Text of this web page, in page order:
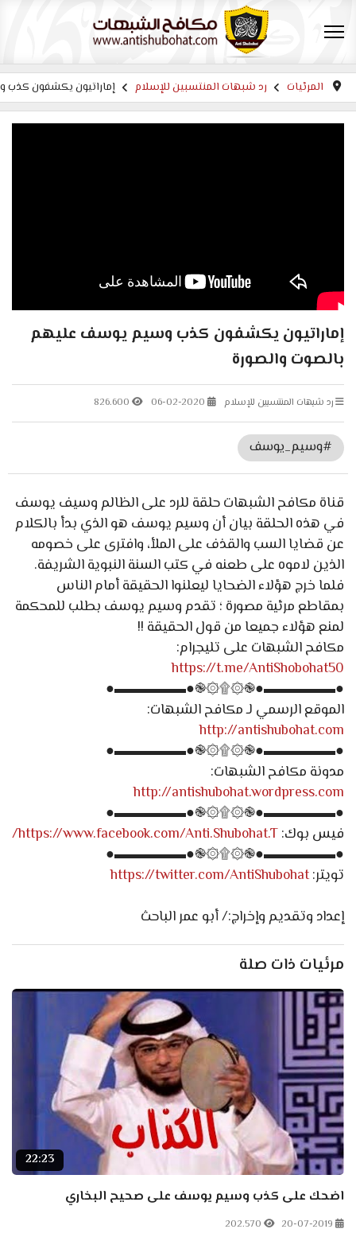
المرئيات رد شبهات المنتسبين للإسلام إماراتيون يكشفون كذب
إماراتيون يكشفون كذب وسيم يوسف عليهم
بالصوت والصورة
رد شبهات المنتسبين للإسلام 06-02-2020
826.600
#وسيم_يوسف
قناة مكافح الشبهات حلقة للرد على الظالم وسيف يوسف
في هذه الحلقة بيان أن وسيم يوسف هو الذي بدأ بالكلام
عن قضايا السب والقذف على الملأ، وافترى على خصومه
الذين لاموه على طعنه في كتب السنة النبوية الشريفة.
فلما خرج هؤلاء الضحايا ليعلنوا الحقيقة أمام الناس
بمقاطع مرئية مصورة ؛ تقدم وسيم يوسف بطلب للمحكمة
لمنع هؤلاء جميعا من قول الحقيقة !!
مكافح الشبهات على تليجرام:
https://t.me/AntiShobohat50
●▬▬▬▬▬●֎۞۩۞֎●▬▬▬▬▬●
الموقع الرسمي لـ مكافح الشبهات:
http://antishubohat.com
●▬▬▬▬▬●֎۞۩۞֎●▬▬▬▬▬●
مدونة مكافح الشبهات:
http://antishubohat.wordpress.com
●▬▬▬▬▬●֎۞۩۞֎●▬▬▬▬▬●
فيس بوك:https://www.facebook.com/Anti.Shubohat.T/
●▬▬▬▬▬●֎۞۩۞֎●▬▬▬▬▬●
تويتر:https://twitter.com/AntiShubohat
إعداد وتقديم وإخراج:/ أبو عمر الباحث
مرئيات ذات صلة
22:23
اضحك على كذب وسيم يوسف على صحيح البخاري
20-07-2019
202.570